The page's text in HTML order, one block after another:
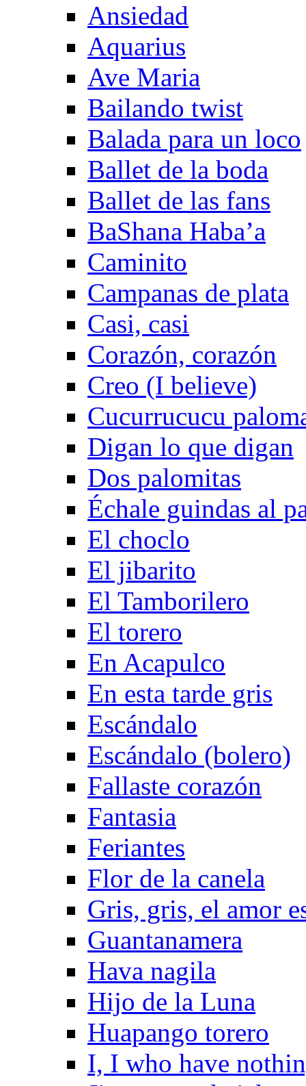
Ansiedad
Aquarius
Ave Maria
Bailando twist
Balada para un loco
Ballet de la boda
Ballet de las fans
BaShana Haba’a
Caminito
Campanas de plata
Casi, casi
Corazón, corazón
Creo (I believe)
Cucurrucucu
Digan lo que digan
Dos palomitas
Échale guindas al
El choclo
El jibarito
El Tamborilero
El torero
En Acapulco
En esta tarde gris
Escándalo
Escándalo (bolero)
Fallaste corazón
Fantasia
Feriantes
Flor de la canela
Gris, gris, el amor
Guantanamera
Hava nagila
Hijo de la Luna
Huapango torero
I, I who have